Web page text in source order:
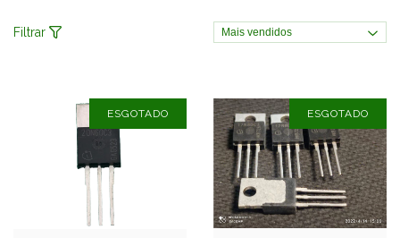
Filtrar
ESGOTADO ESGOTADO